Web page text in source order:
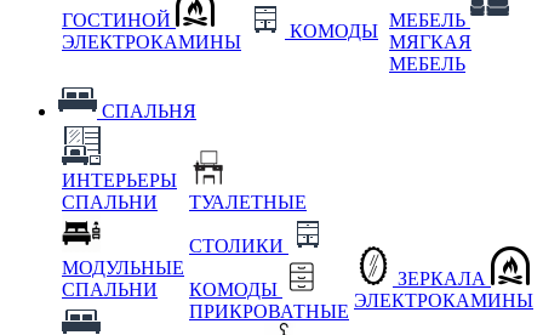
ГОСТИНОЙ
ЭЛЕКТРОКАМИНЫ
КОМОДЫ
МЕБЕЛЬ
МЯГКАЯ
МЕБЕЛЬ
СПАЛЬНЯ
ИНТЕРЬЕРЫ
СПАЛЬНИ
МОДУЛЬНЫЕ
СПАЛЬНИ
ТУАЛЕТНЫЕ
СТОЛИКИ
КОМОДЫ
ПРИКРОВАТНЫЕ
ЗЕРКАЛА
ЭЛЕКТРОКАМИНЫ